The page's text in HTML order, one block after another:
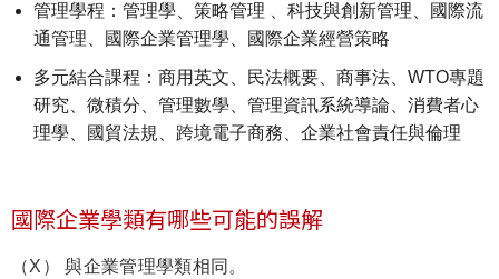
管理學程：管理學、策略管理 、科技與創新管理、國際流
通管理、國際企業管理學、國際企業經營策略
多元結合課程：商用英文、民法概要、商事法、WTO專題
研究、微積分、管理數學、管理資訊系統導論、消費者心
理學、國貿法規、跨境電子商務、企業社會責任與倫理
國際企業學類有哪些可能的誤解
（X） 與企業管理學類相同。